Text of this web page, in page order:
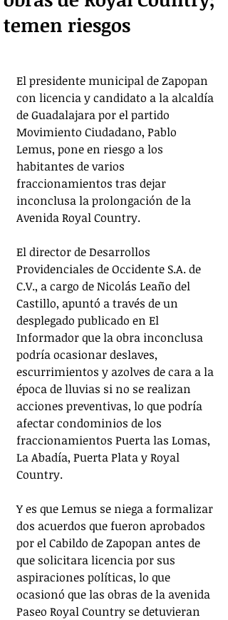
temen riesgos
El presidente municipal de Zapopan
con licencia y candidato a la alcaldía
de Guadalajara por el partido
Movimiento Ciudadano, Pablo
Lemus, pone en riesgo a los
habitantes de varios
fraccionamientos tras dejar
inconclusa la prolongación de la
Avenida Royal Country.
El director de Desarrollos
Providenciales de Occidente S.A. de
C.V., a cargo de Nicolás Leaño del
Castillo, apuntó a través de un
desplegado publicado en El
Informador que la obra inconclusa
podría ocasionar deslaves,
escurrimientos y azolves de cara a la
época de lluvias si no se realizan
acciones preventivas, lo que podría
afectar condominios de los
fraccionamientos Puerta las Lomas,
La Abadía, Puerta Plata y Royal
Country.
Y es que Lemus se niega a formalizar
dos acuerdos que fueron aprobados
por el Cabildo de Zapopan antes de
que solicitara licencia por sus
aspiraciones políticas, lo que
ocasionó que las obras de la avenida
Paseo Royal Country se detuvieran